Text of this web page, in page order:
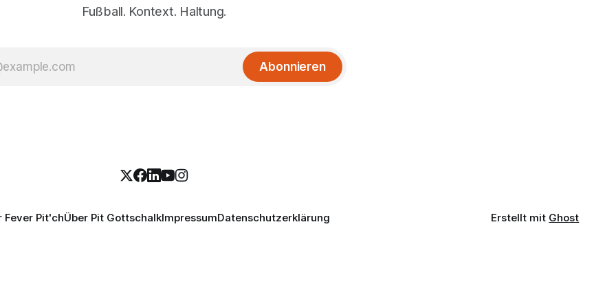
Fußball. Kontext. Haltung.
Abonnieren
Fever Pit'chÜber Pit GottschalkImpressumDatenschutzerklärung Erstellt mit Ghost